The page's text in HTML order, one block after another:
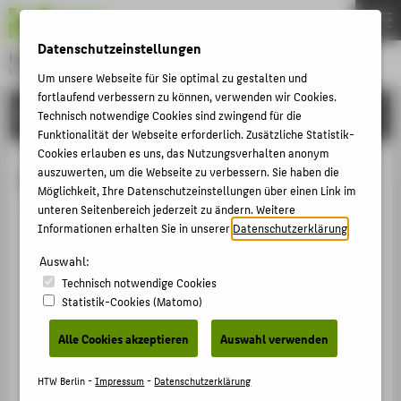
Hochschule für Technik und Wirtschaft Berlin
University of Applied Sciences
Menu
HOCHSCHULE
Alessandro D'Arcangeli
+49 30 5019-2955
Berlin.de
Campus Treskowallee
TA Gebäude B , 105
Treskowallee 8
10318Berlin
THEMEN
HOCHSCHULE
CAMPUS
STUDIUM
LEHRE
KARRIERE
INTERNATIONAL
INFORMATIONEN FÜR
Datenschutzeinstellungen
Um unsere Webseite für Sie optimal zu gestalten und
fortlaufend verbessern zu können, verwenden wir Cookies.
Technisch notwendige Cookies sind zwingend für die
Funktionalität der Webseite erforderlich. Zusätzliche Statistik-
Cookies erlauben es uns, das Nutzungsverhalten anonym
auszuwerten, um die Webseite zu verbessern. Sie haben die
Möglichkeit, Ihre Datenschutzeinstellungen über einen Link im
unteren Seitenbereich jederzeit zu ändern. Weitere
Informationen erhalten Sie in unsererDatenschutzerklärung
Auswahl:
Technisch notwendige Cookies
Statistik-Cookies (Matomo)
Alle Cookies akzeptieren Auswahl verwenden
HTW Berlin -Impressum- Datenschutzerklärung